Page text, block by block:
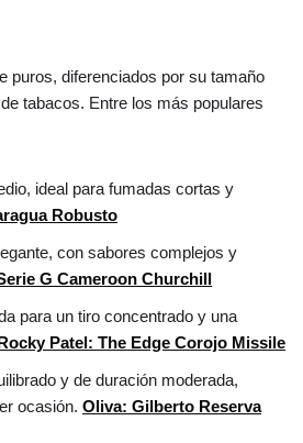
puros, diferenciados por su tamaño
tabacos. Entre los más populares
ideal para fumadas cortas y
Robusto
con sabores complejos y
G Cameroon Churchill
para un tiro concentrado y una
Patel: The Edge Corojo Missile
y de duración moderada,
ocasión. Oliva: Gilberto Reserva